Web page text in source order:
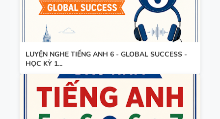
LUYỆN NGHE TIẾNG ANH 6 - GLOBAL SUCCESS -
HỌC KỲ 1...